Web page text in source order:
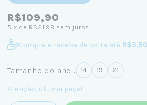
R$109,90
5 x de R$21,98 sem juros
Compre e receba de volta até R$5,50
Tamanho do anel: 14 19 21
Atenção, última peça!